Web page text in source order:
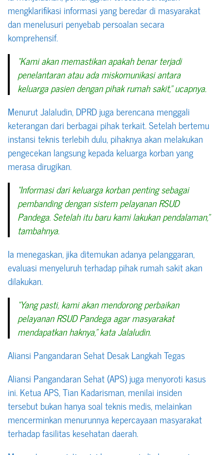
mengklarifikasi informasi yang beredar di masyarakat
dan menelusuri penyebab persoalan secara
komprehensif.
“Kami akan memastikan apakah benar terjadi
penelantaran atau ada miskomunikasi antara
keluarga pasien dengan pihak rumah sakit,” ucapnya.
Menurut Jalaludin, DPRD juga berencana menggali
keterangan dari berbagai pihak terkait. Setelah bertemu
instansi teknis terlebih dulu, pihaknya akan melakukan
pengecekan langsung kepada keluarga korban yang
merasa dirugikan.
“Informasi dari keluarga korban penting sebagai
pembanding dengan sistem pelayanan RSUD
Pandega. Setelah itu baru kami lakukan pendalaman,”
tambahnya.
Ia menegaskan, jika ditemukan adanya pelanggaran,
evaluasi menyeluruh terhadap pihak rumah sakit akan
dilakukan.
“Yang pasti, kami akan mendorong perbaikan
pelayanan RSUD Pandega agar masyarakat
mendapatkan haknya,” kata Jalaludin.
Aliansi Pangandaran Sehat Desak Langkah Tegas
Aliansi Pangandaran Sehat (APS) juga menyoroti kasus
ini. Ketua APS, Tian Kadarisman, menilai insiden
tersebut bukan hanya soal teknis medis, melainkan
mencerminkan menurunnya kepercayaan masyarakat
terhadap fasilitas kesehatan daerah.